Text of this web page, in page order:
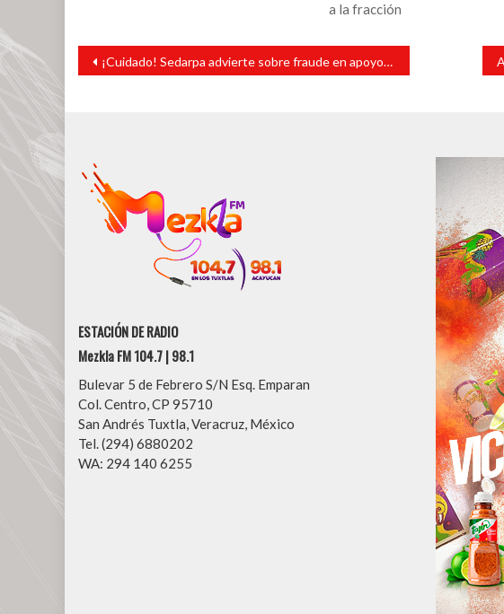
a la fracción
Navegación
entradas
¡Cuidado! Sedarpa advierte sobre fraude en apoyos al campo
ESTACIÓN DE RADIO
Mezkla FM 104.7 | 98.1
Bulevar 5 de Febrero S/N Esq. Emparan
Col. Centro, CP 95710
San Andrés Tuxtla, Veracruz, México
Tel. (294) 6880202
WA: 294 140 6255